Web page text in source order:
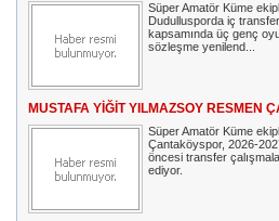
Süper Amatör Küme
Dudullusporda iç
kapsamında üç genç
sözleşme yenilend...
MUSTAFA YİĞİT YILMAZSOY RESMEN
Süper Amatör Küme
Çantaköyspor, 2026-
öncesi transfer
ediyor.